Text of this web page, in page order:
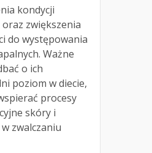
kondycji
zwiększenia
do występowania
Ważne
o ich
poziom w diecie,
procesy
skóry i
zwalczaniu